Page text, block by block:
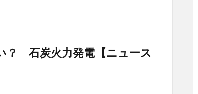
？ 石炭火力発電【ニュース